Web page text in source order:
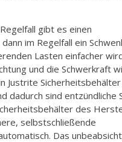
gibt es einen
im Regelfall ein
Lasten einfacher
und die Schwerkraft
Justrite Sicherheitsbehälter
sind entzündliche
des
selbstschließende
Das